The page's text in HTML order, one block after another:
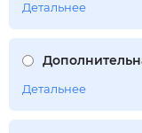
Детальнее
Детальнее